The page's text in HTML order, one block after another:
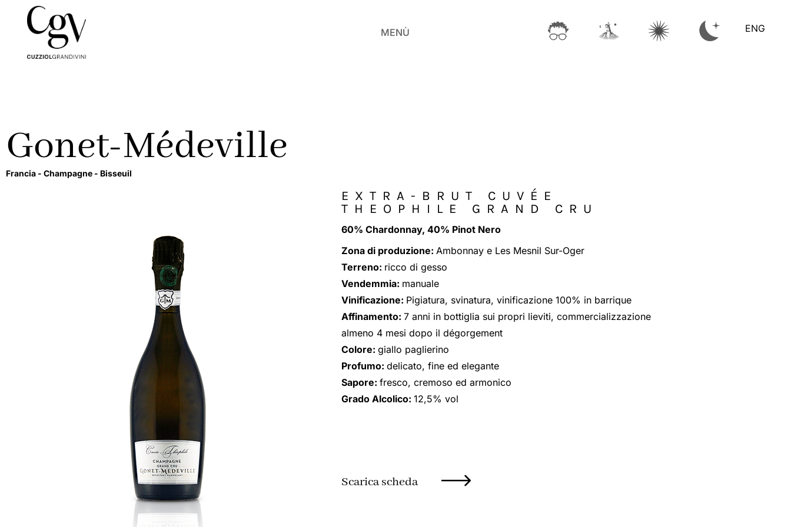
MENÙ ENG
Gonet-Médeville
Francia - Champagne - Bisseuil
EXTRA-BRUT CUVÉE
THEOPHILE GRAND CRU
60% Chardonnay, 40% Pinot Nero
Zona di produzione: Ambonnay e Les Mesnil Sur-Oger
Terreno: ricco di gesso
Vendemmia: manuale
Vinificazione: Pigiatura, svinatura, vinificazione 100% in barrique
Affinamento: 7 anni in bottiglia sui propri lieviti, commercializzazione
almeno 4 mesi dopo il dégorgement
Colore: giallo paglierino
Profumo: delicato, fine ed elegante
Sapore: fresco, cremoso ed armonico
Grado Alcolico: 12,5% vol
Scarica scheda